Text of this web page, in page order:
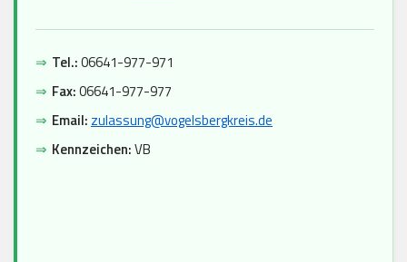
⇒ Tel.:06641-977-971
⇒ Fax:06641-977-977
⇒ Email: zulassung@vogelsbergkreis.de
⇒ Kennzeichen:VB